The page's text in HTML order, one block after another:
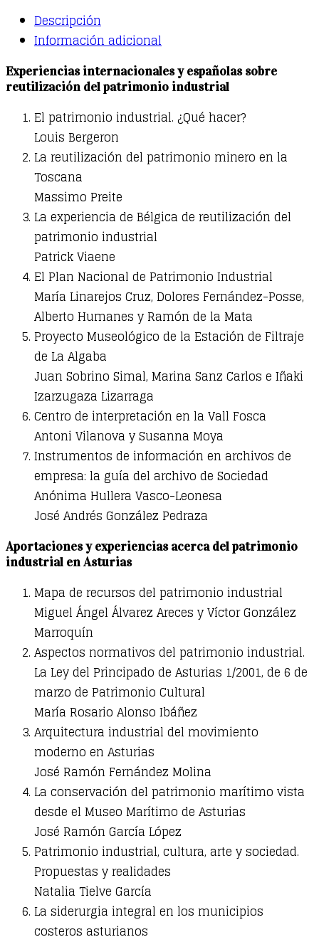
memoria.
Proyectos
de
reutilización
industrias
culturales.
Turismos
museos
quantity
Descripción
Información adicional
Experiencias internacionales y españolas sobre
reutilización del patrimonio industrial
El patrimonio industrial. ¿Qué hacer?
Louis Bergeron
La reutilización del patrimonio minero en la
Toscana
Massimo Preite
La experiencia de Bélgica de reutilización del
patrimonio industrial
Patrick Viaene
El Plan Nacional de Patrimonio Industrial
María Linarejos Cruz, Dolores Fernández-Posse,
Alberto Humanes y Ramón de la Mata
Proyecto Museológico de la Estación de Filtraje
de La Algaba
Juan Sobrino Simal, Marina Sanz Carlos e Iñaki
Izarzugaza Lizarraga
Centro de interpretación en la Vall Fosca
Antoni Vilanova y Susanna Moya
Instrumentos de información en archivos de
empresa: la guía del archivo de Sociedad
Anónima Hullera Vasco-Leonesa
José Andrés González Pedraza
Aportaciones y experiencias acerca del patrimonio
industrial en Asturias
Mapa de recursos del patrimonio industrial
Miguel Ángel Álvarez Areces y Víctor González
Marroquín
Aspectos normativos del patrimonio industrial.
La Ley del Principado de Asturias 1/2001, de 6 de
marzo de Patrimonio Cultural
María Rosario Alonso Ibáñez
Arquitectura industrial del movimiento
moderno en Asturias
José Ramón Fernández Molina
La conservación del patrimonio marítimo vista
desde el Museo Marítimo de Asturias
José Ramón García López
Patrimonio industrial, cultura, arte y sociedad.
Propuestas y realidades
Natalia Tielve García
La siderurgia integral en los municipios
costeros asturianos